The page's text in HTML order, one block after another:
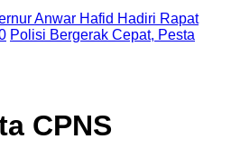
Anwar Hafid Hadiri Rapat
Polisi Bergerak Cepat, Pesta
CPNS